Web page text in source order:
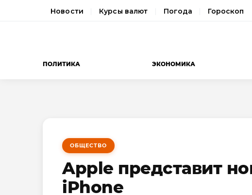
Новости Курсы валют Погода Гороскоп
ПОЛИТИКА ЭКОНОМИКА
ОБЩЕСТВО
Apple представит
iPhone